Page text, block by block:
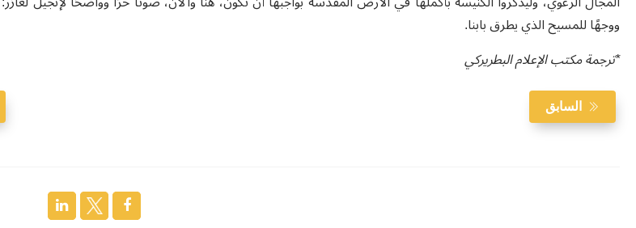
ووجهًا للمسيح الذي يطرق بابنا.
*ترجمة مكتب الإعلام البطريركي
السابق